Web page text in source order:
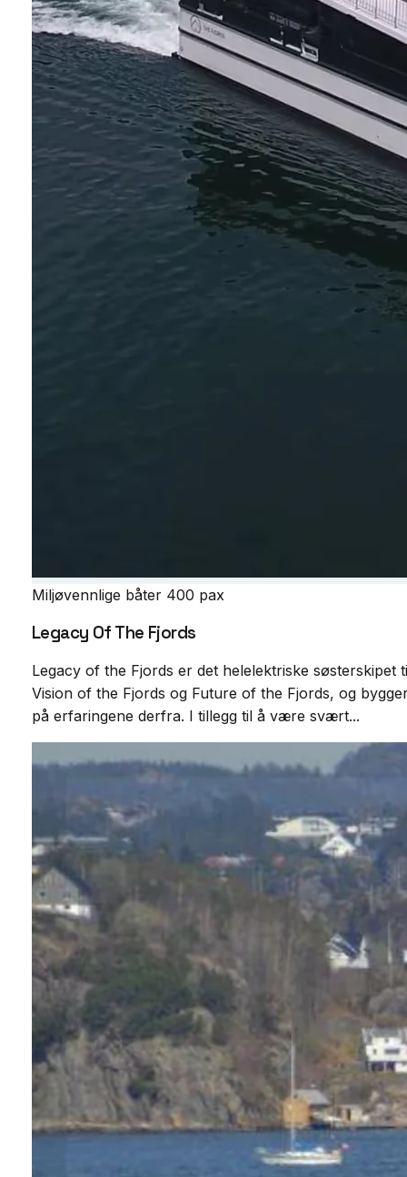
Miljøvennlige båter 400 pax
Legacy Of The Fjords
Legacy of the Fjords er det helelektriske søsterskipet
Vision of the Fjords og Future of the Fjords, og
på erfaringene derfra. I tillegg til å være svært...